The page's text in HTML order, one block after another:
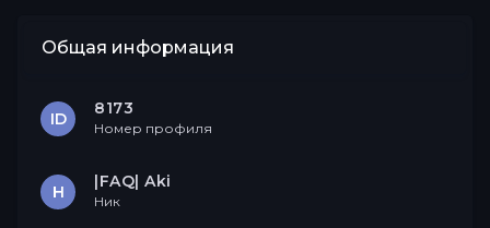
Общая информация
ID
8173
Номер профиля
Н
|FAQ| Aki
Ник